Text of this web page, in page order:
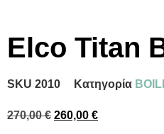
Elco Titan
SKU 2010 Κατηγορία
270,00€ 260,00 €